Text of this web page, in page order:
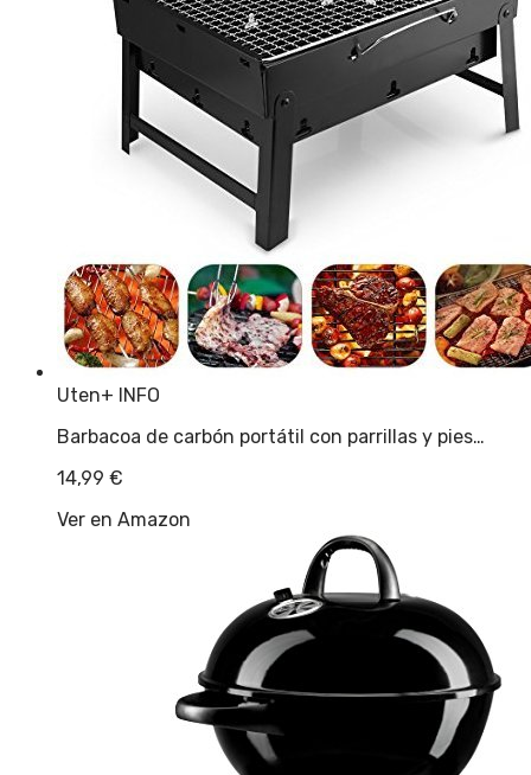
Uten+ INFO
Barbacoa de carbón portátil con parrillas y pies…
14,99 €
Ver en Amazon